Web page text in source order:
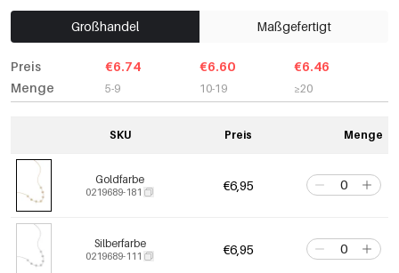
Großhandel Maßgefertigt
Preis
Menge
€6.74
5-9
€6.60
10-19
€6.46
≥20
SKU Preis Menge
Goldfarbe
0219689-181 €6,95
Silberfarbe
0219689-111 €6,95